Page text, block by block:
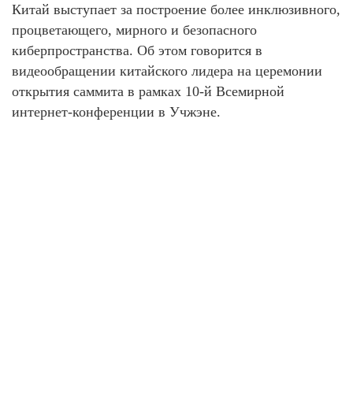
Китай выступает за построение более инклюзивного,
процветающего, мирного и безопасного
киберпространства. Об этом говорится в
видеообращении китайского лидера на церемонии
открытия саммита в рамках 10-й Всемирной
интернет-конференции в Учжэне.